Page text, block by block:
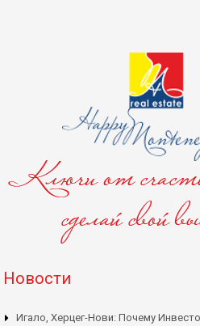
Новости
Игало, Херцег-Нови: Почему